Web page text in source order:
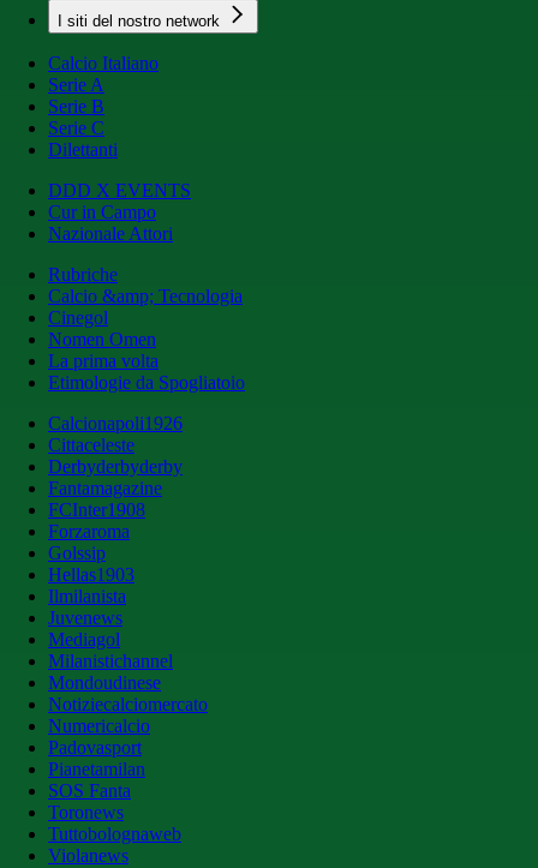
I siti del nostro network
Calcio Italiano
Serie A
Serie B
Serie C
Dilettanti
DDD X EVENTS
Cur in Campo
Nazionale Attori
Rubriche
Calcio &amp; Tecnologia
Cinegol
Nomen Omen
La prima volta
Etimologie da Spogliatoio
Calcionapoli1926
Cittaceleste
Derbyderbyderby
Fantamagazine
FCInter1908
Forzaroma
Golssip
Hellas1903
Ilmilanista
Juvenews
Mediagol
Milanistichannel
Mondoudinese
Notiziecalciomercato
Numericalcio
Padovasport
Pianetamilan
SOS Fanta
Toronews
Tuttobolognaweb
Violanews